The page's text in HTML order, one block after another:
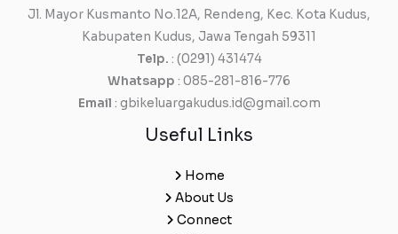
Jl. Mayor Kusmanto No.12A, Rendeng, Kec. Kota Kudus,
Kabupaten Kudus, Jawa Tengah 59311
Telp. : (0291) 431474
Whatsapp : 085-281-816-776
Email : gbikeluargakudus.id@gmail.com
Useful Links
Home
About Us
Connect